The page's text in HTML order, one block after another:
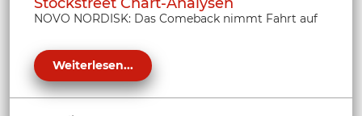
NOVO NORDISK: Das Comeback nimmt Fahrt auf
Weiterlesen...